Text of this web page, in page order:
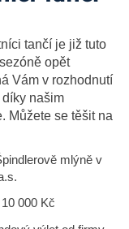
tančí je již tuto
opět
Vám v rozhodnutí
našim
Můžete se těšit na
mlýně v
000 Kč